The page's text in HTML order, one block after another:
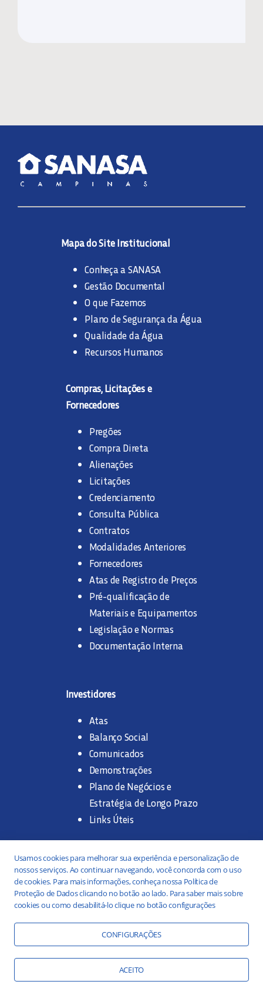
Mapa do Site Institucional
Conheça a SANASA
Gestão Documental
O que Fazemos
Plano de Segurança da Água
Qualidade da Água
Recursos Humanos
Compras, Licitações e
Fornecedores
Pregões
Compra Direta
Alienações
Licitações
Credenciamento
Consulta Pública
Contratos
Modalidades Anteriores
Fornecedores
Atas de Registro de Preços
Pré-qualificação de
Materiais e Equipamentos
Legislação e Normas
Documentação Interna
Investidores
Atas
Balanço Social
Comunicados
Demonstrações
Plano de Negócios e
Estratégia de Longo Prazo
Links Úteis
Trabalhe na SANASA
Concurso Público
Estágio
Portal da Transparência
Práticas ESG
Responsabilidade Social
Educação Ambiental
Usamos cookies para melhorar sua experiência e personalização de
nossos serviços. Ao continuar navegando, você concorda com o uso
de cookies. Para mais informações, conheça nossa Política de
Proteção de Dados clicando no botão ao lado. Para saber mais sobre
cookies ou como desabilitá-lo clique no botão configurações
CONFIGURAÇÕES
ACEITO